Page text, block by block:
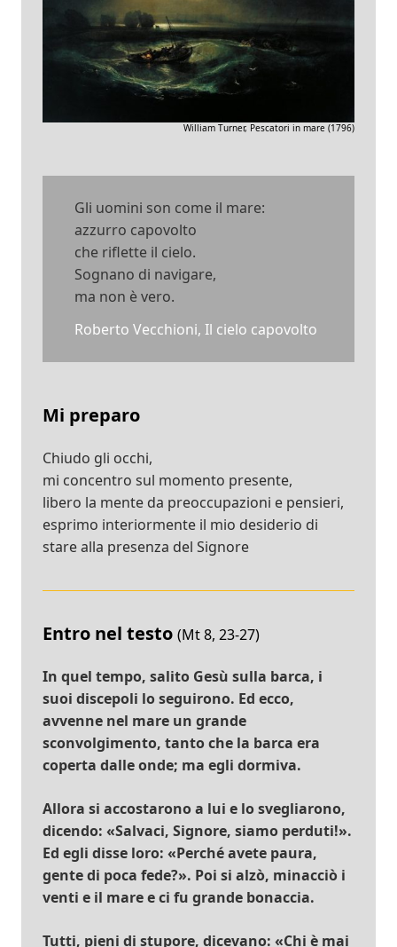
William Turner, Pescatori in mare (1796)
Gli uomini son come il mare:
azzurro capovolto
che riflette il cielo.
Sognano di navigare,
ma non è vero.
Roberto Vecchioni, Il cielo capovolto
Mi preparo
Chiudo gli occhi,
mi concentro sul momento presente,
libero la mente da preoccupazioni e pensieri,
esprimo interiormente il mio desiderio di
stare alla presenza del Signore
Entro nel testo (Mt 8, 23-27)
In quel tempo, salito Gesù sulla barca, i
suoi discepoli lo seguirono. Ed ecco,
avvenne nel mare un grande
sconvolgimento, tanto che la barca era
coperta dalle onde; ma egli dormiva.
Allora si accostarono a lui e lo svegliarono,
dicendo: «Salvaci, Signore, siamo perduti!».
Ed egli disse loro: «Perché avete paura,
gente di poca fede?». Poi si alzò, minacciò i
venti e il mare e ci fu grande bonaccia.
Tutti, pieni di stupore, dicevano: «Chi è mai